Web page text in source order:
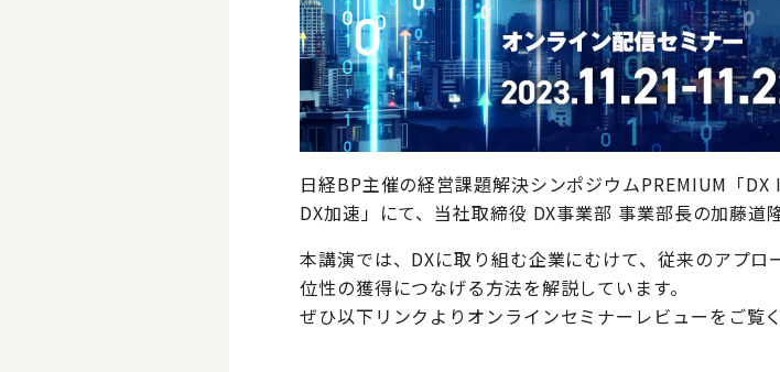
日経BP主催の経営課題解決シンポジウムPREMIUM「
DX加速」にて、当社取締役 DX事業部 事業部長の加藤道
本講演では、DXに取り組む企業にむけて、従来のアプ
位性の獲得につなげる方法を解説しています。
ぜひ以下リンクよりオンラインセミナーレビューをご覧く